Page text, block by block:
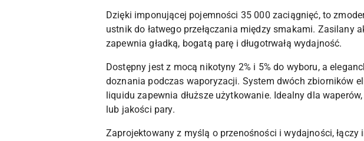
Dzięki imponującej pojemności 35 000 zaciągnięć, to
ustnik do łatwego przełączania między smakami.
zapewnia gładką, bogatą parę i długotrwałą wydajność.
Dostępny jest z mocą nikotyny 2% i 5% do wyboru, a
doznania podczas waporyzacji. System dwóch zbiorników
liquidu zapewnia dłuższe użytkowanie. Idealny dla
lub jakości pary.
Zaprojektowany z myślą o przenośności i wydajności,